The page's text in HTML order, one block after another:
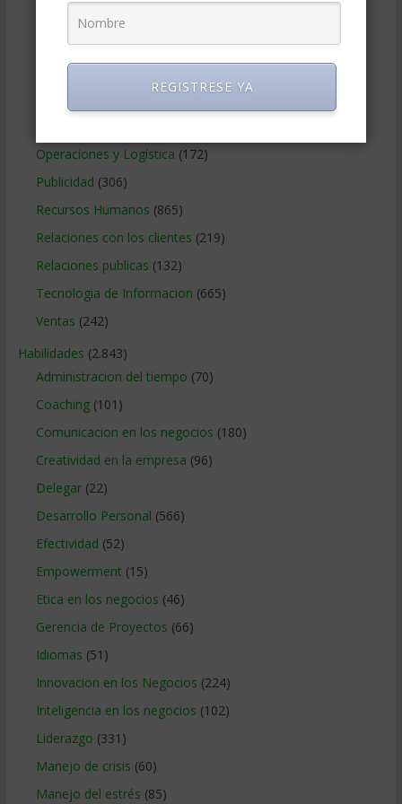
Marketing
(988)
Marketing Digital(247)
Métodos Gerenciales
Operaciones y Logística (172)
Publicidad (306)
Recursos Humanos (865)
Relaciones con los clientes (219)
Relaciones publicas (132)
Tecnologia de Informacion (665)
Ventas (242)
Habilidades (2.843)
Administracion del tiempo (70)
Coaching(101)
Comunicacion en los negocios (180)
Creatividad en la empresa (96)
Delegar(22)
Desarrollo Personal (566)
Efectividad (52)
Empowerment (15)
Etica en los negocios (46)
Gerencia de Proyectos (66)
Idiomas (51)
Innovacion en los Negocios (224)
Inteligencia en los negocios (102)
Liderazgo (331)
Manejo de crisis (60)
Manejo del estrés (85)
REGISTRESE YA